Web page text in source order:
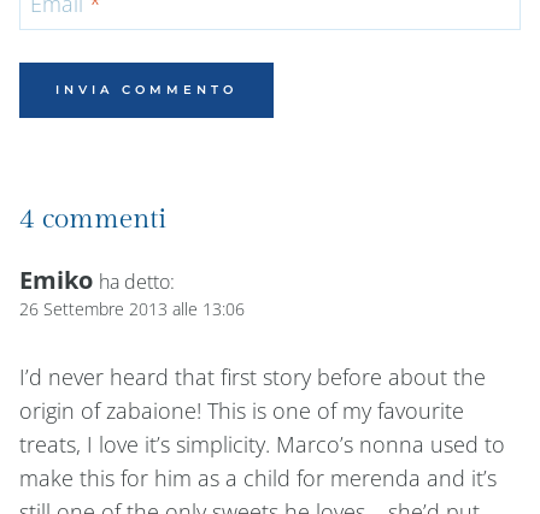
4 commenti
Emiko ha detto:
26 Settembre 2013 alle 13:06
I’d never heard that first story before about the
origin of zabaione! This is one of my favourite
treats, I love it’s simplicity. Marco’s nonna used to
make this for him as a child for merenda and it’s